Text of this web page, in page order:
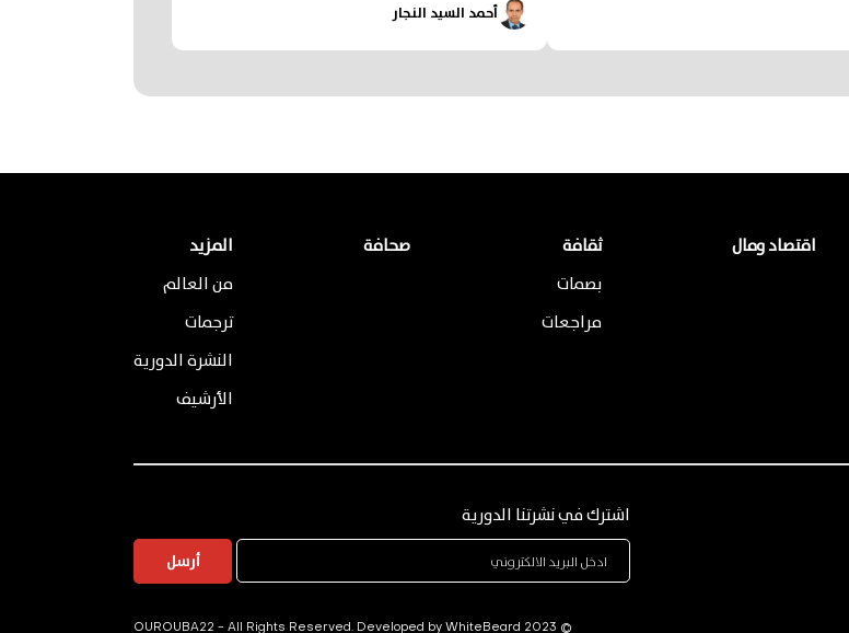
أحمد السيد النجار
اقتصاد ومال
ثقافة
بصمات
مراجعات
صحافة
المزيد
من العالم
ترجمات
النشرة الدورية
الأرشيف
اشترك في نشرتنا الدورية
أرسل
© 2023 OUROUBA22 - All Rights Reserved. Developed by
WhiteBeard